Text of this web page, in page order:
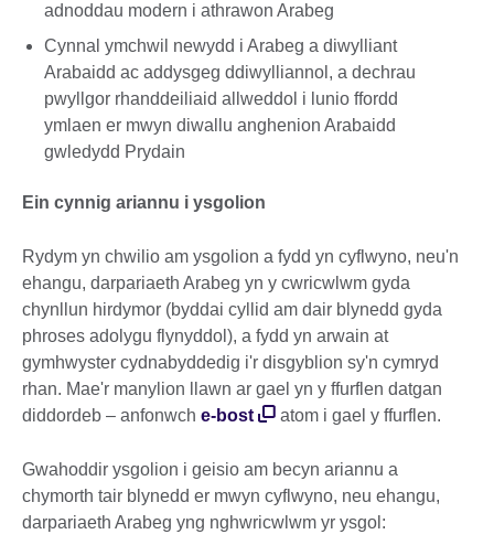
adnoddau modern i athrawon Arabeg
Cynnal ymchwil newydd i Arabeg a diwylliant
Arabaidd ac addysgeg ddiwylliannol, a dechrau
pwyllgor rhanddeiliaid allweddol i lunio ffordd
ymlaen er mwyn diwallu anghenion Arabaidd
gwledydd Prydain
Ein cynnig ariannu i ysgolion
Rydym yn chwilio am ysgolion a fydd yn cyflwyno, neu'n
ehangu, darpariaeth Arabeg yn y cwricwlwm gyda
chynllun hirdymor (byddai cyllid am dair blynedd gyda
phroses adolygu flynyddol), a fydd yn arwain at
gymhwyster cydnabyddedig i'r disgyblion sy'n cymryd
rhan. Mae'r manylion llawn ar gael yn y ffurflen datgan
diddordeb – anfonwch e-bost atom i gael y ffurflen.
Gwahoddir ysgolion i geisio am becyn ariannu a
chymorth tair blynedd er mwyn cyflwyno, neu ehangu,
darpariaeth Arabeg yng nghwricwlwm yr ysgol: